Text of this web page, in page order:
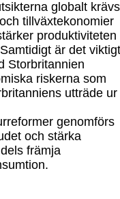
globalt krävs
tillväxtekonomier
produktiviteten
är det viktigt
Storbritannien
riskerna som
utträde ur
genomförs
och stärka
främja
.